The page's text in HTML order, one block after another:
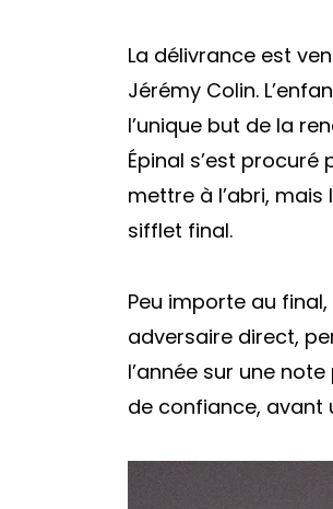
La délivrance est
Jérémy Colin.
l’unique but de la
Épinal s’est
mettre à l’abri,
sifflet final.
Peu importe au
adversaire direct,
l’année sur une
de confiance, avant